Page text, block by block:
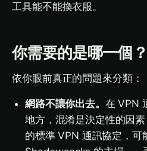
工具能不能換衣服。
你需要的是哪一個？
依你眼前真正的問題來分類：
網路不讓你出去。 在 VPN
地方，混淆是決定性的因
的標準 VPN 通訊協定，可